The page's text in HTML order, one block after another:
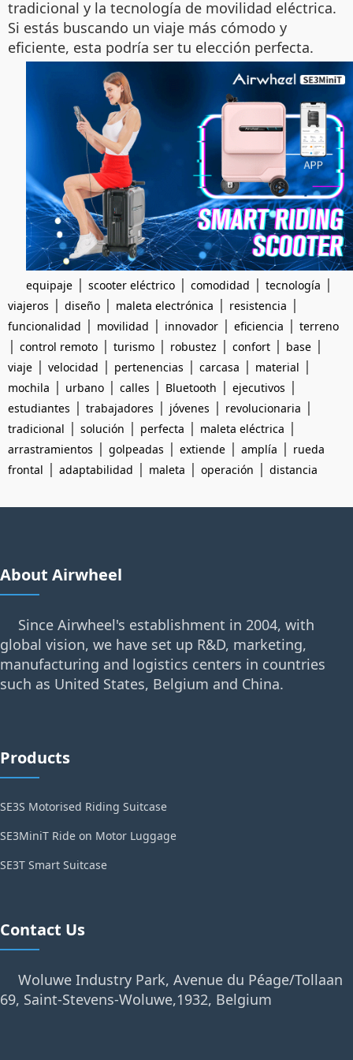
tradicional y la tecnología de movilidad eléctrica.
Si estás buscando un viaje más cómodo y
eficiente, esta podría ser tu elección perfecta.
equipaje | scooter eléctrico | comodidad | tecnología |
viajeros | diseño | maleta electrónica | resistencia |
funcionalidad | movilidad | innovador | eficiencia | terreno
| control remoto | turismo | robustez | confort | base |
viaje | velocidad | pertenencias | carcasa | material |
mochila | urbano | calles | Bluetooth | ejecutivos |
estudiantes | trabajadores | jóvenes | revolucionaria |
tradicional | solución | perfecta | maleta eléctrica |
arrastramientos | golpeadas | extiende | amplía | rueda
frontal | adaptabilidad | maleta | operación | distancia
About Airwheel
Since Airwheel's establishment in 2004, with
global vision, we have set up R&D, marketing,
manufacturing and logistics centers in countries
such as United States, Belgium and China.
Products
SE3S Motorised Riding Suitcase
SE3MiniT Ride on Motor Luggage
SE3T Smart Suitcase
Contact Us
Woluwe Industry Park, Avenue du Péage/Tollaan
69, Saint-Stevens-Woluwe,1932, Belgium